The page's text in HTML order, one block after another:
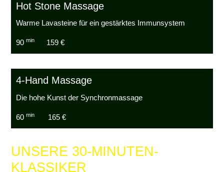
Hot Stone Massage
Warme Lavasteine für ein gestärktes Immunsystem
90min 159 €
4-Hand Massage
Die hohe Kunst der Synchronmassage
60min 165 €
UNSERE 30-MINUTEN-
KLASSIKER